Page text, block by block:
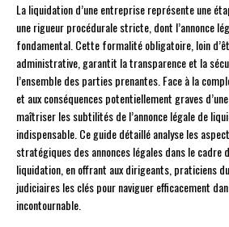
La liquidation d’une entreprise représente une
une rigueur procédurale stricte, dont l’annonce
fondamental. Cette formalité obligatoire, loin
administrative, garantit la transparence et la
l’ensemble des parties prenantes. Face à la
et aux conséquences potentiellement graves
maîtriser les subtilités de l’annonce légale de
indispensable. Ce guide détaillé analyse les
stratégiques des annonces légales dans le cadre
liquidation, en offrant aux dirigeants, praticiens
judiciaires les clés pour naviguer efficacement
incontournable.